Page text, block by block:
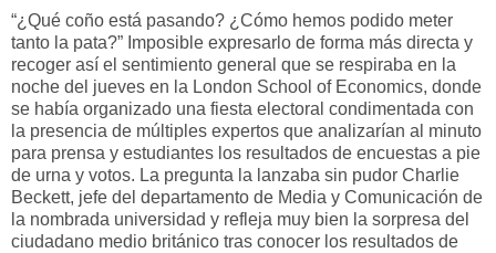
“¿Qué coño está pasando? ¿Cómo hemos podido meter
tanto la pata?” Imposible expresarlo de forma más directa y
recoger así el sentimiento general que se respiraba en la
noche del jueves en la London School of Economics, donde
se había organizado una fiesta electoral condimentada con
la presencia de múltiples expertos que analizarían al minuto
para prensa y estudiantes los resultados de encuestas a pie
de urna y votos. La pregunta la lanzaba sin pudor Charlie
Beckett, jefe del departamento de Media y Comunicación de
la nombrada universidad y refleja muy bien la sorpresa del
ciudadano medio británico tras conocer los resultados de